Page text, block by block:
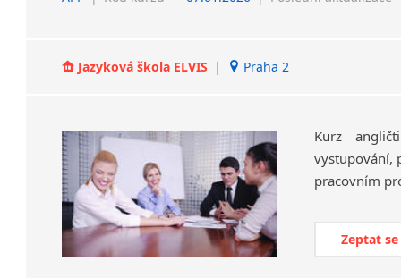
Jazyková škola ELVIS | Praha 2
Kurz
vystupování,
pracovním
Zeptat